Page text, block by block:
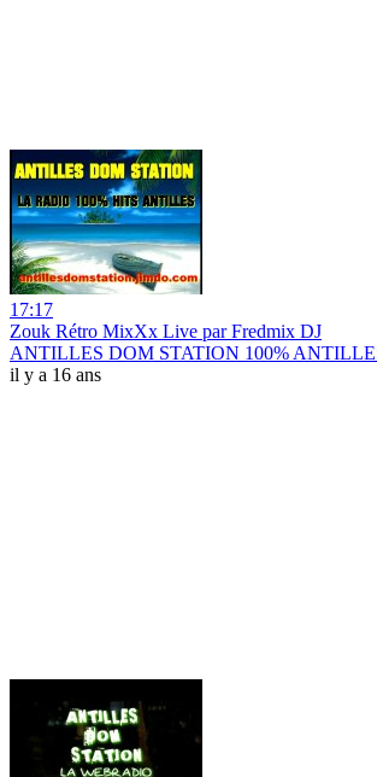
17:17
Zouk Rétro MixXx Live par Fredmix DJ
ANTILLES DOM STATION 100%
il y a 16 ans